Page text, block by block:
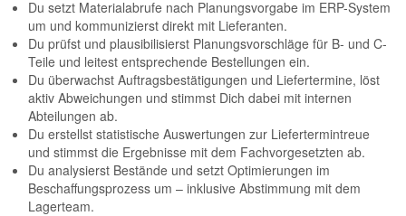
Du setzt Materialabrufe nach Planungsvorgabe im ERP-System
um und kommunizierst direkt mit Lieferanten.
Du prüfst und plausibilisierst Planungsvorschläge für B- und C-
Teile und leitest entsprechende Bestellungen ein.
Du überwachst Auftragsbestätigungen und Liefertermine, löst
aktiv Abweichungen und stimmst Dich dabei mit internen
Abteilungen ab.
Du erstellst statistische Auswertungen zur Liefertermintreue
und stimmst die Ergebnisse mit dem Fachvorgesetzten ab.
Du analysierst Bestände und setzt Optimierungen im
Beschaffungsprozess um – inklusive Abstimmung mit dem
Lagerteam.